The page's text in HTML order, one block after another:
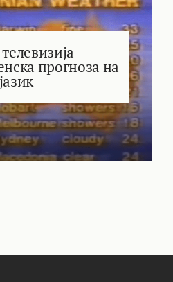
прогноза на